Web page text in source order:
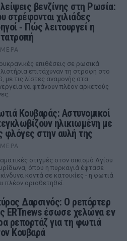
βενζίνης στη Ρωσία:
στρέφονται χιλιάδες
‑ Πώς λειτουργεί η
επιθέσεις σε ρωσικά
επιτάχυναν τη στροφή στο
με τις λίστες αναμονής στα
να φτάνουν πλέον αρκετούς
Κουβαράς: Αστυνομικοί
ηλικιωμένη με
φλόγες στην αυλή της
στιγμές στον οικισμό Αγίου
όπου η πυρκαγιά έφτασε
κοντά σε κατοικίες - η φωτιά
πλέον οριοθετηθεί.
Δαρσινός: Ο ρεπόρτερ
ERTnews έσωσε χελώνα εν
ρεπορτάζ για τη φωτιά
Κουβαρά